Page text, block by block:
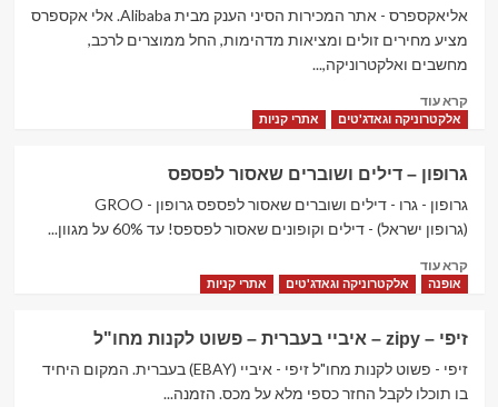
–
פומביות וישירות
אליאקספרס - אתר המכירות הסיני הענק מבית Alibaba. אלי אקספרס
מציע מחירים זולים ומציאות מדהימות, החל ממוצרים לרכב,
מחשבים ואלקטרוניקה,...
קרא עודRead
more
–
Aliexpress
–
אקספרס
המכירות
הסיני
הענק
אלקטרוניקה וגאדג'טים אתרי קניות
גרופון – דילים ושוברים שאסור לפספס‏
גרופון - גרו - דילים ושוברים שאסור לפספס‏ גרופון - GROO
(גרופון ישראל) - דילים וקופונים שאסור לפספס! עד 60% על מגוון...
קרא עודRead
more
–
דילים
ושוברים
אופנה אלקטרוניקה וגאדג'טים אתרי קניות
זיפי – zipy – איביי בעברית – פשוט לקנות מחו"ל
זיפי - פשוט לקנות מחו"ל זיפי - איביי (EBAY) בעברית. המקום היחיד
בו תוכלו לקבל החזר כספי מלא על מכס. הזמנה...